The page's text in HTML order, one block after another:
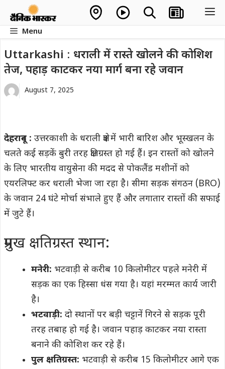
contentMenu
Uttarkashi : धराली में रास्ते खोलने की कोशिश
तेज, पहाड़ काटकर नया मार्ग बना रहे जवान
August 7, 2025
देहरादून : उत्तरकाशी के धराली क्षेत्र में भारी बारिश और भूस्खलन के
चलते कई सड़कें बुरी तरह क्षतिग्रस्त हो गई हैं। इन रास्तों को खोलने
के लिए भारतीय वायुसेना की मदद से पोकलैंड मशीनों को
एयरलिफ्ट कर धराली भेजा जा रहा है। सीमा सड़क संगठन (BRO)
के जवान 24 घंटे मोर्चा संभाले हुए हैं और लगातार रास्तों की सफाई
में जुटे हैं।
प्रमुख क्षतिग्रस्त स्थान:
मनेरी: भटवाड़ी से करीब 10 किलोमीटर पहले मनेरी में
सड़क का एक हिस्सा धंस गया है। यहां मरम्मत कार्य जारी
है।
भटवाड़ी: दो स्थानों पर बड़ी चट्टानें गिरने से सड़क पूरी
तरह तबाह हो गई है। जवान पहाड़ काटकर नया रास्ता
बनाने की कोशिश कर रहे हैं।
पुल क्षतिग्रस्त: भटवाड़ी से करीब 15 किलोमीटर आगे एक